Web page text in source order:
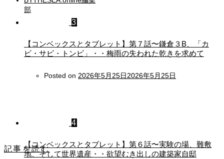
部
記事を読む
3
【コンベックスとタブレット】第７話〜鎌倉３B、「カ
ビ・サビ・トンビ」・・梅雨の失われた乾きを求めて
Posted on 2026年5月25日2026年5月25日
4
【コンベックスとタブレット】第６話〜実験の場、難敷
地、そして世界遺産・・欲望むき出しの建築家自邸